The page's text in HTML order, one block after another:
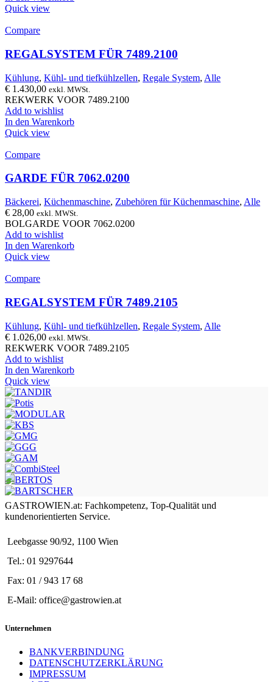
Quick view
Compare
REGALSYSTEM FÜR 7489.2100
Kühlung, Kühl- und tiefkühlzellen, Regale System, Alle
€ 1.430,00 exkl. MWSt.
REKWERK VOOR 7489.2100
Add to wishlist
In den Warenkorb
Quick view
Compare
GARDE FÜR 7062.0200
Bäckerei, Küchenmaschine, Zubehören für Küchenmaschine, Alle
€ 28,00 exkl. MWSt.
BOLGARDE VOOR 7062.0200
Add to wishlist
In den Warenkorb
Quick view
Compare
REGALSYSTEM FÜR 7489.2105
Kühlung, Kühl- und tiefkühlzellen, Regale System, Alle
€ 1.026,00 exkl. MWSt.
REKWERK VOOR 7489.2105
Add to wishlist
In den Warenkorb
Quick view
GASTROWIEN.at: Fachkompetenz, Top-Qualität und
kundenorientierten Service.
Leebgasse 90/92, 1100 Wien
Tel.: 01 9297644
Fax: 01 / 943 17 68
E-Mail: office@gastrowien.at
Unternehmen
BANKVERBINDUNG
DATENSCHUTZERKLÄRUNG
IMPRESSUM